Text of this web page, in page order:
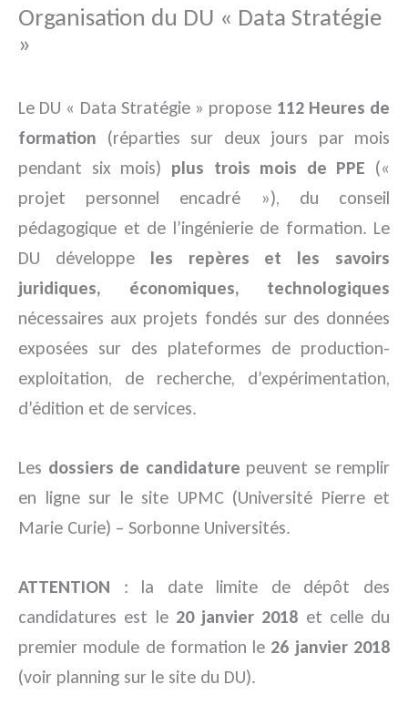
Organisation du DU « Data Stratégie
»
Le DU « Data Stratégie » propose 112 Heures de
formation (réparties sur deux jours par mois
pendant six mois) plus trois mois de PPE («
projet personnel encadré »), du conseil
pédagogique et de l’ingénierie de formation. Le
DU développe les repères et les savoirs
juridiques, économiques, technologiques
nécessaires aux projets fondés sur des données
exposées sur des plateformes de production-
exploitation, de recherche, d’expérimentation,
d’édition et de services.
Les dossiers de candidature peuvent se remplir
en ligne sur le site UPMC (Université Pierre et
Marie Curie) – Sorbonne Universités.
ATTENTION : la date limite de dépôt des
candidatures est le 20 janvier 2018 et celle du
premier module de formation le 26 janvier 2018
(voir planning sur le site du DU).